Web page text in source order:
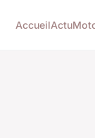
AccueilActu